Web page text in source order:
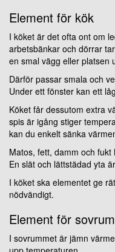
Element för kök
I köket är det ofta ont om
arbetsbänkar och dörrar
en smal vägg eller platsen
Därför passar smala och
Under ett fönster kan ett
Köket får dessutom extra
spis är igång stiger
kan du enkelt sänka
Matos, fett, damm och
En slät och lättstädad yta
I köket ska elementet ge
nödvändigt.
Element för sovrum
I sovrummet är jämn